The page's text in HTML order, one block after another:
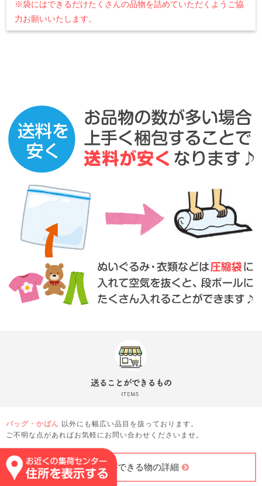
※袋にはできるだけたくさんの品物を詰めていただくようご協
力お願いいたします。
バッグ・かばん 以外にも幅広い品目を扱っております。
ご不明な点があればお気軽にお問い合わせくださいませ。
送ることができる物の詳細